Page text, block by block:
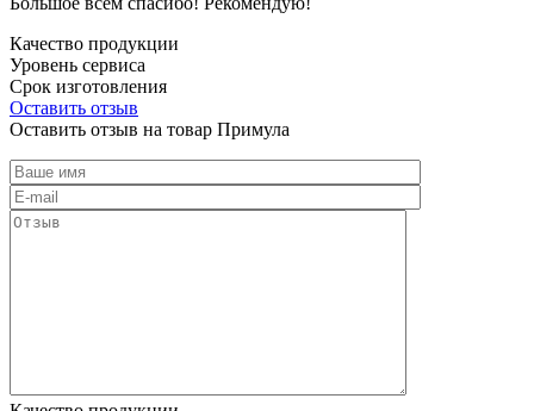
Качество продукции
Уровень сервиса
Срок изготовления
Оставить отзыв
Оставить отзыв на товар Примула